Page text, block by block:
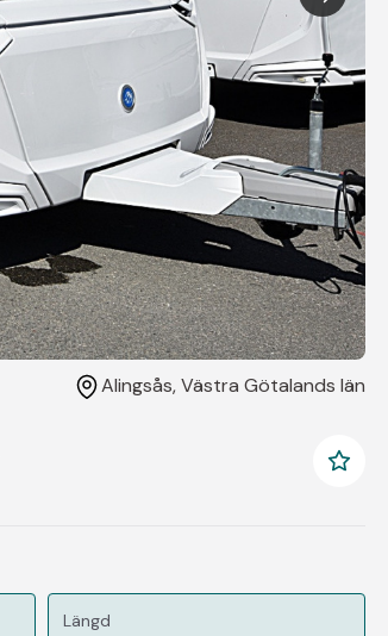
Alingsås, Västra Götalands län
Längd